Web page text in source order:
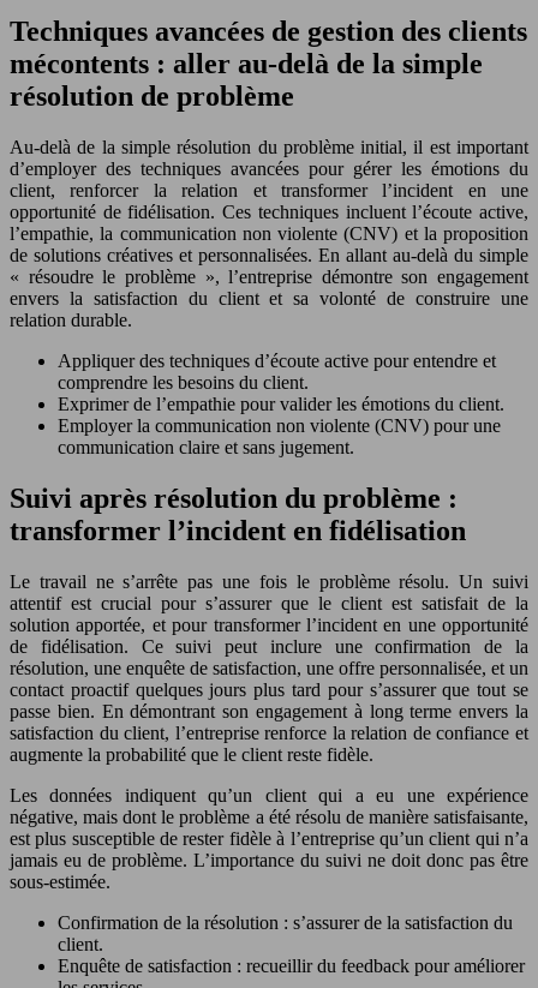
Techniques avancées de gestion des clients
mécontents : aller au-delà de la simple
résolution de problème
Au-delà de la simple résolution du problème initial, il est important
d’employer des techniques avancées pour gérer les émotions du
client, renforcer la relation et transformer l’incident en une
opportunité de fidélisation. Ces techniques incluent l’écoute active,
l’empathie, la communication non violente (CNV) et la proposition
de solutions créatives et personnalisées. En allant au-delà du simple
« résoudre le problème », l’entreprise démontre son engagement
envers la satisfaction du client et sa volonté de construire une
relation durable.
Appliquer des techniques d’écoute active pour entendre et
comprendre les besoins du client.
Exprimer de l’empathie pour valider les émotions du client.
Employer la communication non violente (CNV) pour une
communication claire et sans jugement.
Suivi après résolution du problème :
transformer l’incident en fidélisation
Le travail ne s’arrête pas une fois le problème résolu. Un suivi
attentif est crucial pour s’assurer que le client est satisfait de la
solution apportée, et pour transformer l’incident en une opportunité
de fidélisation. Ce suivi peut inclure une confirmation de la
résolution, une enquête de satisfaction, une offre personnalisée, et un
contact proactif quelques jours plus tard pour s’assurer que tout se
passe bien. En démontrant son engagement à long terme envers la
satisfaction du client, l’entreprise renforce la relation de confiance et
augmente la probabilité que le client reste fidèle.
Les données indiquent qu’un client qui a eu une expérience
négative, mais dont le problème a été résolu de manière satisfaisante,
est plus susceptible de rester fidèle à l’entreprise qu’un client qui n’a
jamais eu de problème. L’importance du suivi ne doit donc pas être
sous-estimée.
Confirmation de la résolution : s’assurer de la satisfaction du
client.
Enquête de satisfaction : recueillir du feedback pour améliorer